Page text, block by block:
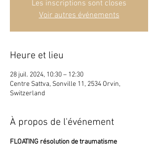
Les inscriptions sont closes
Voir autres événements
Heure et lieu
28 juil. 2024, 10:30 – 12:30
Centre Sattva, Sonville 11, 2534 Orvin,
Switzerland
À propos de l'événement
FLOATING résolution de traumatisme